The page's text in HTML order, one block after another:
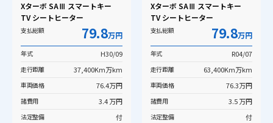
Xターボ SAⅢ スマートキー
TV シートヒーター
支払総額 79.8万円
年式 H30/09
走行距離 37,400Km万km
車両価格 76.4万円
諸費用 3.4 万円
法定整備 付
Xターボ SAⅢ スマートキー
TV シートヒーター
支払総額 79.8万円
年式 R04/07
走行距離 63,400Km万km
車両価格 76.3万円
諸費用 3.5 万円
法定整備 付